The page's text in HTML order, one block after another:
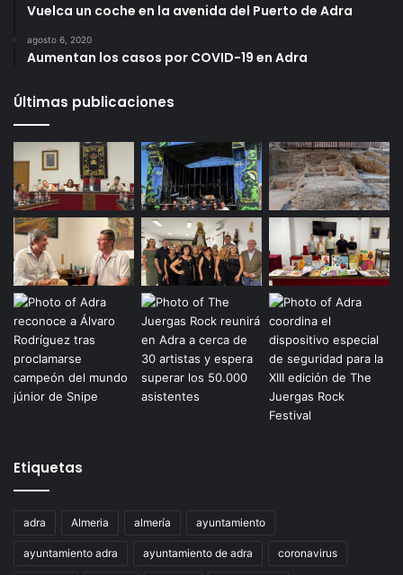
Vuelca un coche en la avenida del Puerto de Adra
agosto 6, 2020
Aumentan los casos por COVID-19 en Adra
Últimas publicaciones
Etiquetas
adra Almeria almería ayuntamiento
ayuntamiento adra ayuntamiento de adra coronavirus